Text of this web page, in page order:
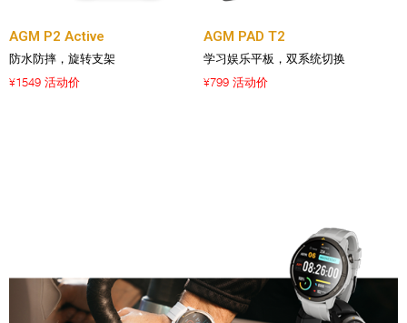
AGM P2 Active
防水防摔，旋转支架
¥1549 活动价
AGM PAD T2
学习娱乐平板，双系统切换
¥799 活动价